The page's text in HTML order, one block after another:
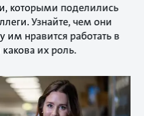
которыми поделились
Узнайте, чем они
им нравится работать в
их роль.